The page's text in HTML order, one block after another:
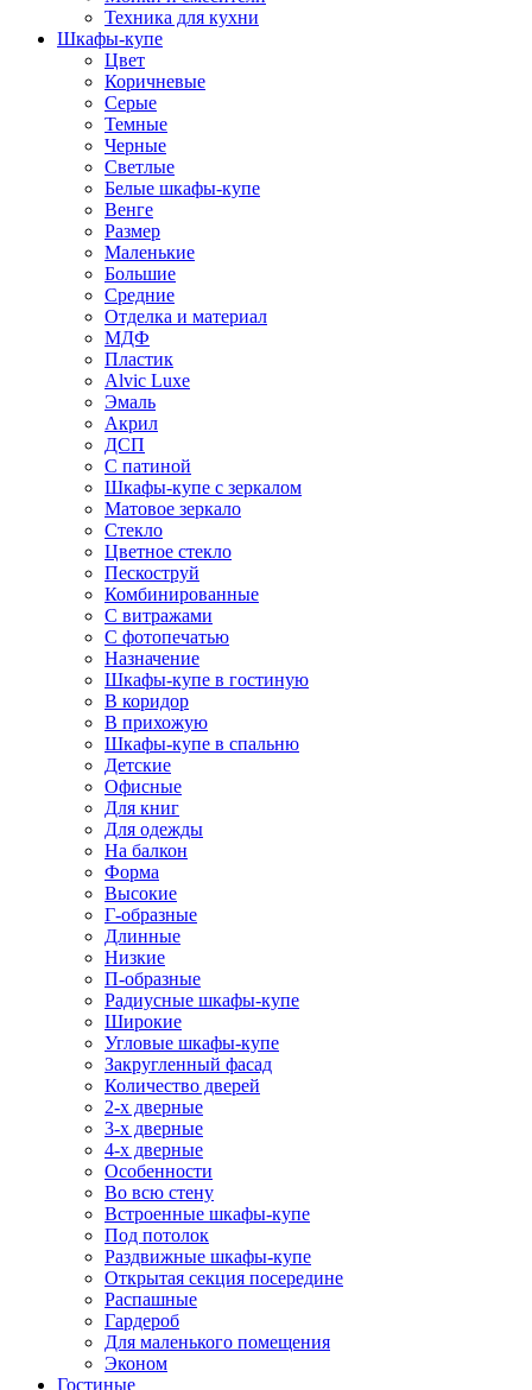
Техника для кухни
Шкафы-купе
Цвет
Коричневые
Серые
Темные
Черные
Светлые
Белые шкафы-купе
Венге
Размер
Маленькие
Большие
Средние
Отделка и материал
МДФ
Пластик
Alvic Luxe
Эмаль
Акрил
ДСП
С патиной
Шкафы-купе с зеркалом
Матовое зеркало
Стекло
Цветное стекло
Пескоструй
Комбинированные
С витражами
С фотопечатью
Назначение
Шкафы-купе в гостиную
В коридор
В прихожую
Шкафы-купе в спальню
Детские
Офисные
Для книг
Для одежды
На балкон
Форма
Высокие
Г-образные
Длинные
Низкие
П-образные
Радиусные шкафы-купе
Широкие
Угловые шкафы-купе
Закругленный фасад
Количество дверей
2-х дверные
3-х дверные
4-х дверные
Особенности
Во всю стену
Встроенные шкафы-купе
Под потолок
Раздвижные шкафы-купе
Открытая секция посередине
Распашные
Гардероб
Для маленького помещения
Эконом
Гостиные